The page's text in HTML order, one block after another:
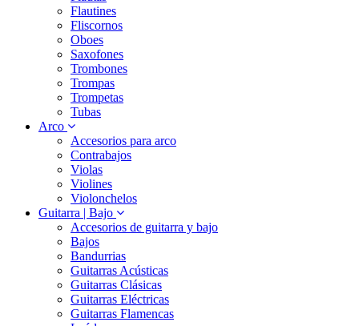
Flautines
Fliscornos
Oboes
Saxofones
Trombones
Trompas
Trompetas
Tubas
Arco
Accesorios para arco
Contrabajos
Violas
Violines
Violonchelos
Guitarra | Bajo
Accesorios de guitarra y bajo
Bajos
Bandurrias
Guitarras Acústicas
Guitarras Clásicas
Guitarras Eléctricas
Guitarras Flamencas